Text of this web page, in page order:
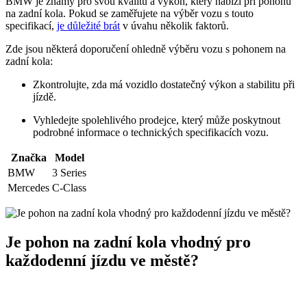
na zadní kola. Pokud se zaměřujete na výběr vozu s touto
specifikací, je důležité brátv úvahu několik faktorů.
Zde jsou některá doporučení ohledně výběru vozu s pohonem na
zadní kola:
Zkontrolujte, zda má vozidlo dostatečný výkon a stabilitu při
jízdě.
Vyhledejte spolehlivého prodejce, který může poskytnout
podrobné informace o technických specifikacích vozu.
Značka
Model
BMW
3 Series
Mercedes C-Class
Je pohon na zadní kola vhodný pro
každodenní jízdu ve městě?